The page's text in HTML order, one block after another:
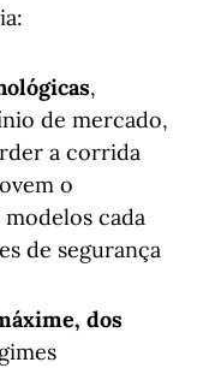
,
de mercado,
a corrida
o
cada
de segurança
dos